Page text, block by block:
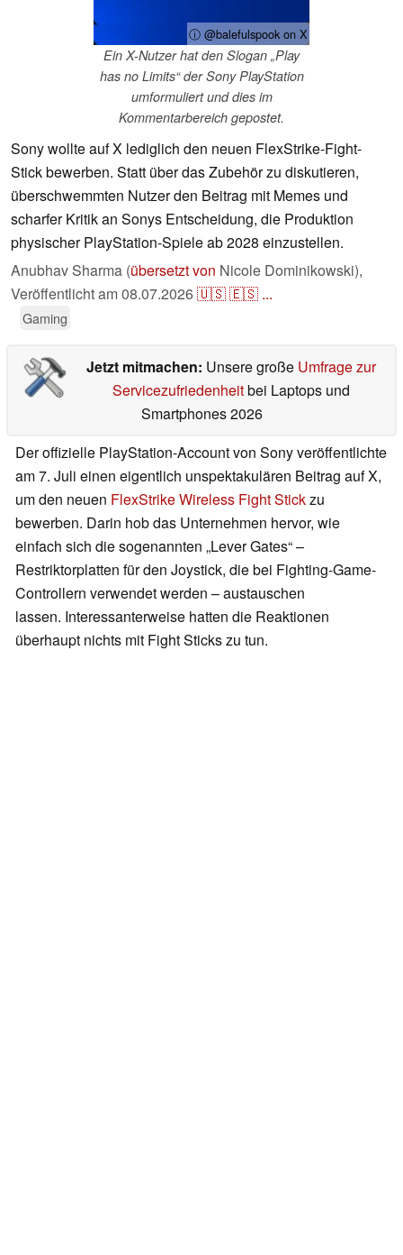
ⓘ @balefulspook on X
Ein X-Nutzer hat den Slogan „Play
has no Limits“ der Sony PlayStation
umformuliert und dies im
Kommentarbereich gepostet.
Sony wollte auf X lediglich den neuen FlexStrike-Fight-
Stick bewerben. Statt über das Zubehör zu diskutieren,
überschwemmten Nutzer den Beitrag mit Memes und
scharfer Kritik an Sonys Entscheidung, die Produktion
physischer PlayStation-Spiele ab 2028 einzustellen.
Anubhav Sharma (übersetzt von Nicole Dominikowski),
Veröffentlicht am08.07.2026🇺🇸🇪🇸 ...
Gaming
Jetzt mitmachen: Unsere große Umfrage zur
Servicezufriedenheitbei Laptops und
Smartphones 2026
Der offizielle PlayStation-Account von Sony veröffentlichte
am 7. Juli einen eigentlich unspektakulären Beitrag auf X,
um den neuen FlexStrike Wireless Fight Stickzu
bewerben. Darin hob das Unternehmen hervor, wie
einfach sich die sogenannten „Lever Gates“ –
Restriktorplatten für den Joystick, die bei Fighting-Game-
Controllern verwendet werden – austauschen
lassen. Interessanterweise hatten die Reaktionen
überhaupt nichts mit Fight Sticks zu tun.